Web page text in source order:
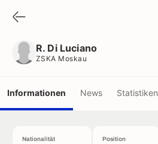
R. Di Luciano
ZSKA Moskau
Informationen News Statistiken
Nationalität Position